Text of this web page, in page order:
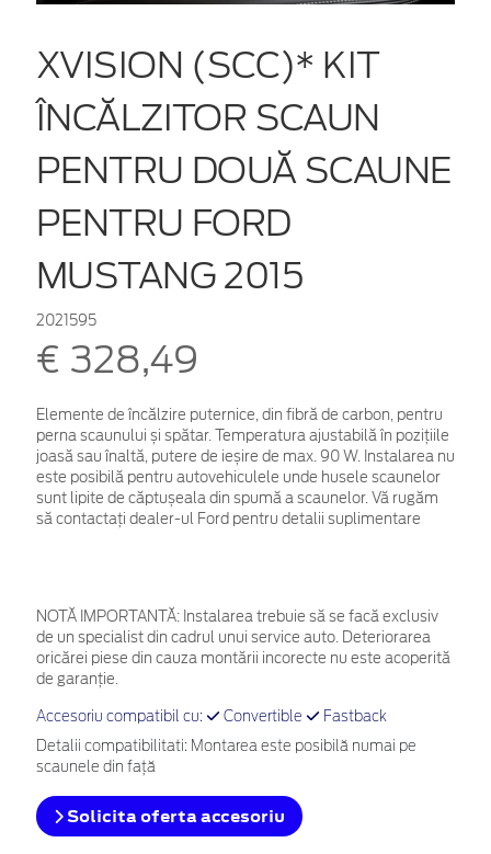
XVISION (SCC)* KIT
ÎNCĂLZITOR SCAUN
PENTRU DOUĂ SCAUNE
PENTRU FORD
MUSTANG 2015
2021595
€ 328,49
Elemente de încălzire puternice, din fibră de carbon, pentru
perna scaunului și spătar. Temperatura ajustabilă în pozițiile
joasă sau înaltă, putere de ieșire de max. 90 W. Instalarea nu
este posibilă pentru autovehiculele unde husele scaunelor
sunt lipite de căptușeala din spumă a scaunelor. Vă rugăm
să contactați dealer-ul Ford pentru detalii suplimentare
NOTĂ IMPORTANTĂ: Instalarea trebuie să se facă exclusiv
de un specialist din cadrul unui service auto. Deteriorarea
oricărei piese din cauza montării incorecte nu este acoperită
de garanţie.
Accesoriu compatibil cu: Convertible Fastback
Detalii compatibilitati: Montarea este posibilă numai pe
scaunele din față
Solicita oferta accesoriu